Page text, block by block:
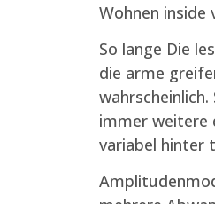
Wohnen inside
So lange Die
die arme
immer weitere
variabel hinter